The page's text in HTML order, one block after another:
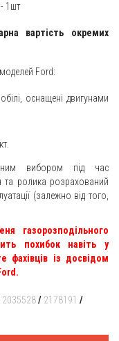
1шт
вартість окремих
Ford:
оснащені двигунами
вибором під час
та ролика розрахований
(залежно від того,
газорозподільного
похибок навіть у
фахівців із досвідом
2035528/ 2178191 /